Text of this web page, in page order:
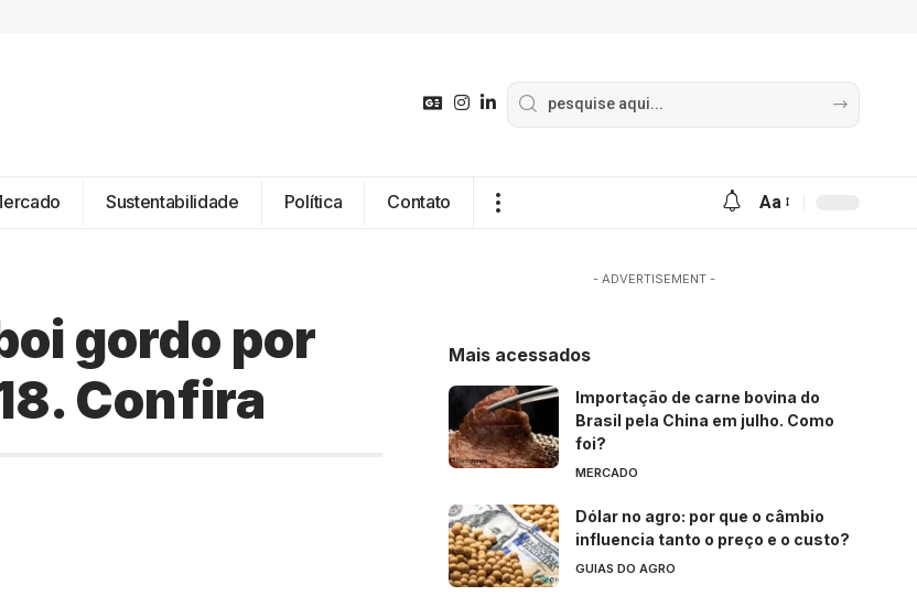
Sustentabilidade Política Contato Aa
gordo por
Confira
- ADVERTISEMENT -
Mais acessados
Importação de carne bovina do
Brasil pela China em julho. Como
foi?
MERCADO
Dólar no agro: por que o câmbio
influencia tanto o preço e o custo?
GUIAS DO AGRO